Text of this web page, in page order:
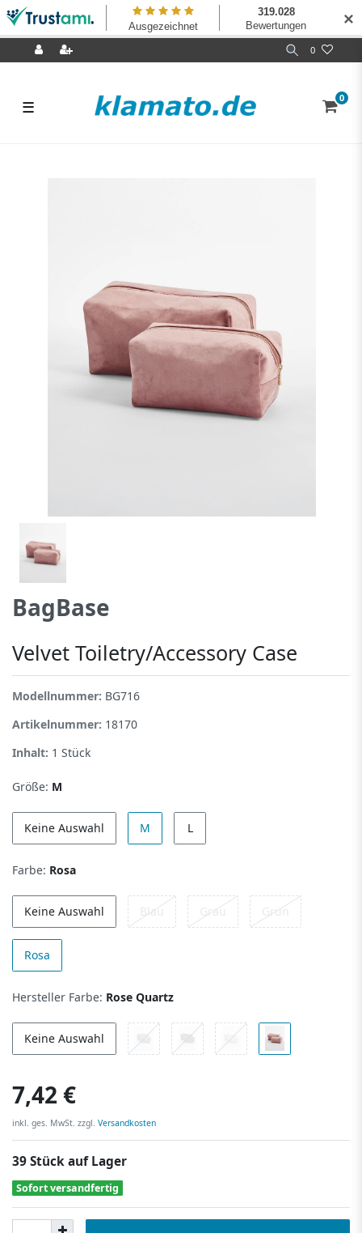
0
☰ 0
BagBase
Velvet Toiletry/Accessory Case
Modellnummer: BG716
Artikelnummer: 18170
Inhalt: 1 Stück
Größe: M
Keine Auswahl M L
Farbe: Rosa
Keine Auswahl Blau Grau Grün
Rosa
Hersteller Farbe: Rose Quartz
Keine Auswahl
7,42 €
inkl. ges. MwSt. zzgl. Versandkosten
39 Stück auf Lager
Sofort versandfertig
✕